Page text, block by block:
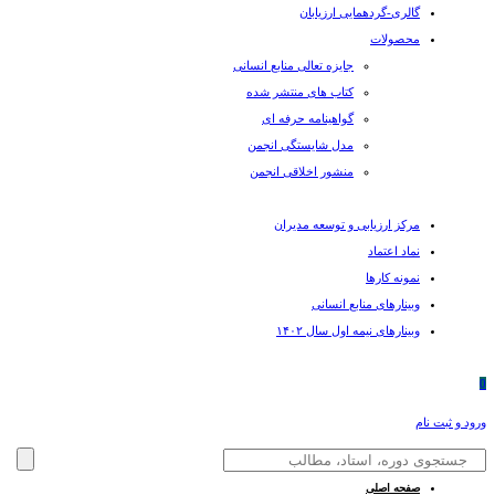
گالری-گردهمایی ارزیابان
محصولات
جایزه تعالی منابع انسانی
کتاب های منتشر شده
گواهینامه حرفه ای
مدل شایستگی انجمن
منشور اخلاقی انجمن
مرکز ارزیابی و توسعه مدیران
نماد اعتماد
نمونه کارها
وبینارهای منابع انسانی
وبینارهای نیمه اول سال ۱۴۰۲
0
ورود و ثبت نام
صفحه اصلی